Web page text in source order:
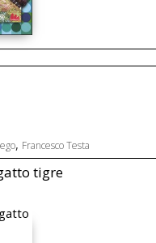
, Francesco Testa
tigre